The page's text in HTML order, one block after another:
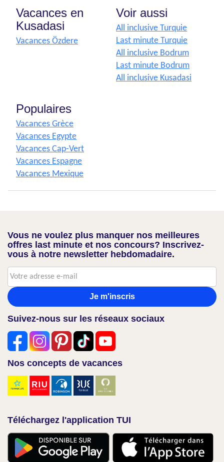
Vacances en
Kusadasi
Vacances Özdere
Voir aussi
All inclusive Turquie
Last minute Turquie
All inclusive Bodrum
Last minute Bodrum
All inclusive Kusadasi
Populaires
Vacances Grèce
Vacances Egypte
Vacances Cap-Vert
Vacances Espagne
Vacances Mexique
Vous ne voulez plus manquer nos meilleures
offres last minute et nos concours? Inscrivez-
vous à notre newsletter hebdomadaire.
Je m'inscris
Suivez-nous sur les réseaux sociaux
Nos concepts de vacances
Téléchargez l'application TUI